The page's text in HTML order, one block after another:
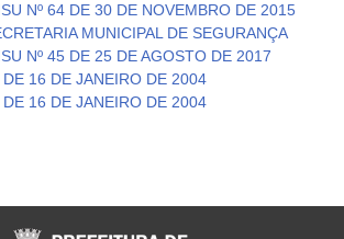
Nº 64 DE 30 DE NOVEMBRO DE 2015
MUNICIPAL DE SEGURANÇA
Nº 45 DE 25 DE AGOSTO DE 2017
DE 16 DE JANEIRO DE 2004
DE 16 DE JANEIRO DE 2004